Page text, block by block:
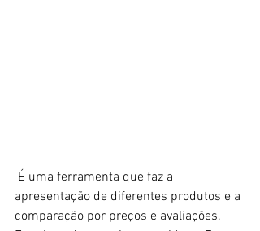
apresentação de diferentes produtos e a
comparação por preços e avaliações.